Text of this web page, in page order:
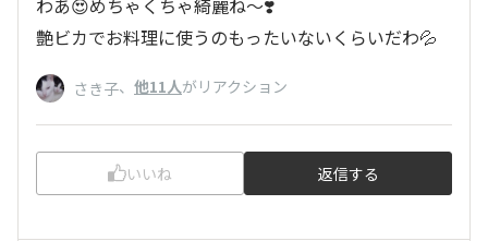
わあ😍めちゃくちゃ綺麗ね〜❣️
艶ビカでお料理に使うのもったいないくらいだわ💦
さき子、 他11人がリアクション
いいね 返信する